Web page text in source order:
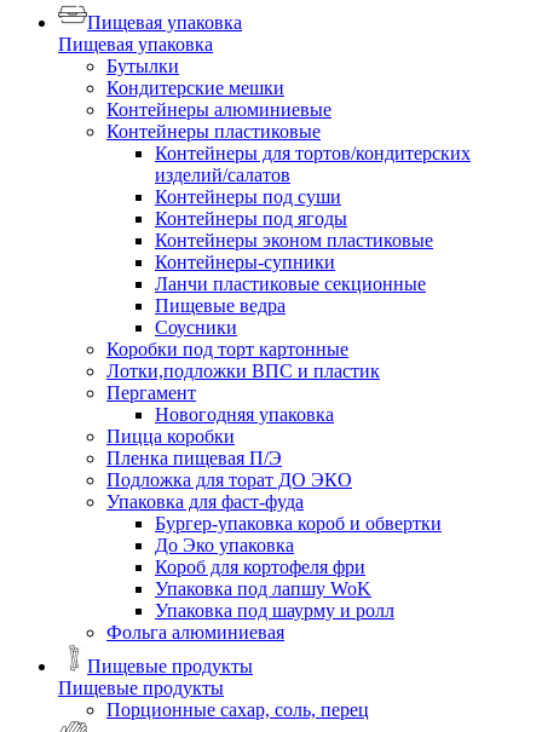
Пищевая упаковка
Пищевая упаковка
Бутылки
Кондитерские мешки
Контейнеры алюминиевые
Контейнеры пластиковые
Контейнеры для тортов/кондитерских
изделий/салатов
Контейнеры под суши
Контейнеры под ягоды
Контейнеры эконом пластиковые
Контейнеры-супники
Ланчи пластиковые секционные
Пищевые ведра
Соусники
Коробки под торт картонные
Лотки,подложки ВПС и пластик
Пергамент
Новогодняя упаковка
Пицца коробки
Пленка пищевая П/Э
Подложка для торат ДО ЭКО
Упаковка для фаст-фуда
Бургер-упаковка короб и обвертки
До Эко упаковка
Короб для кортофеля фри
Упаковка под лапшу WoK
Упаковка под шаурму и ролл
Фольга алюминиевая
Пищевые продукты
Пищевые продукты
Порционные сахар, соль, перец